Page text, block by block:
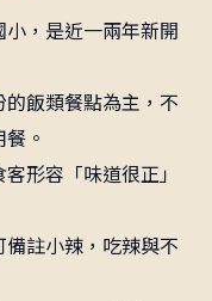
，是近一兩年新開
飯類餐點為主，不
。
形容「味道很正」
註小辣，吃辣與不